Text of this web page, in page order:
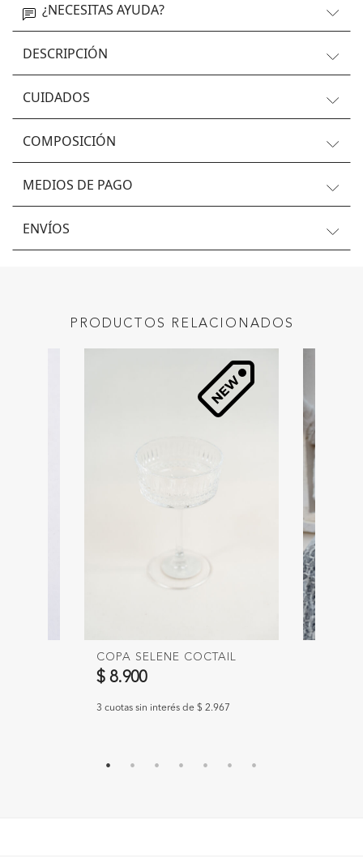
¿NECESITAS AYUDA?
DESCRIPCIÓN
CUIDADOS
COMPOSICIÓN
MEDIOS DE PAGO
ENVÍOS
PRODUCTOS RELACIONADOS
COPA SELENE COCTAIL
$ 8.900
3 cuotas sin interés de $ 2.967